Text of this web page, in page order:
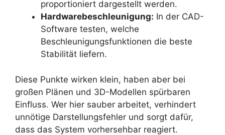
proportioniert dargestellt werden.
Hardwarebeschleunigung: In der CAD-
Software testen, welche
Beschleunigungsfunktionen die beste
Stabilität liefern.
Diese Punkte wirken klein, haben aber bei
großen Plänen und 3D-Modellen spürbaren
Einfluss. Wer hier sauber arbeitet, verhindert
unnötige Darstellungsfehler und sorgt dafür,
dass das System vorhersehbar reagiert.